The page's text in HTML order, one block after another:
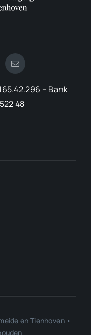
– Bank
48
en Tienhoven •